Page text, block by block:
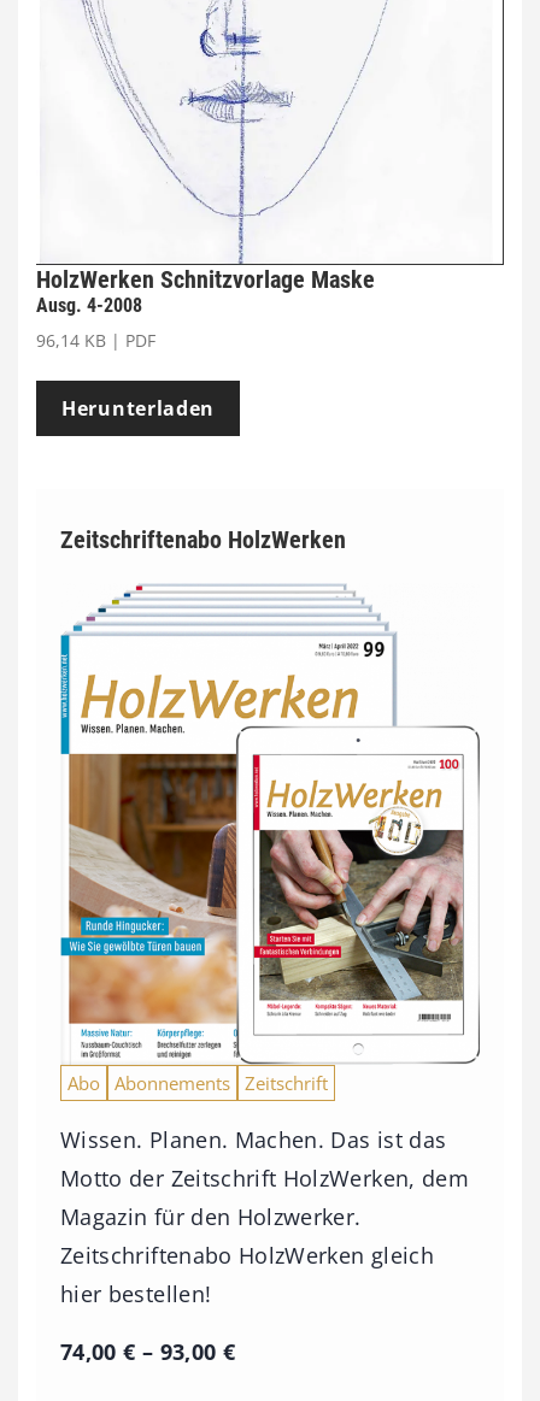
HolzWerken Schnitzvorlage Maske
Ausg. 4-2008
96,14 KB | PDF
Herunterladen
Zeitschriftenabo HolzWerken
Abo Abonnements Zeitschrift
Wissen. Planen. Machen. Das ist das
Motto der Zeitschrift HolzWerken, dem
Magazin für den Holzwerker.
Zeitschriftenabo HolzWerken gleich
hier bestellen!
74,00€ – 93,00 €P